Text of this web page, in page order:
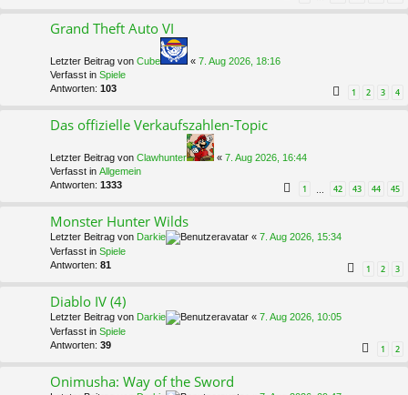
Grand Theft Auto VI
Letzter Beitrag von Cube « 7. Aug 2026, 18:16
Verfasst in Spiele
Antworten: 103 1 2 3 4
Das offizielle Verkaufszahlen-Topic
Letzter Beitrag von Clawhunter « 7. Aug 2026, 16:44
Verfasst in Allgemein
Antworten: 1333 1 … 42 43 44 45
Monster Hunter Wilds
Letzter Beitrag von Darkie « 7. Aug 2026, 15:34
Verfasst in Spiele
Antworten: 81 1 2 3
Diablo IV (4)
Letzter Beitrag von Darkie « 7. Aug 2026, 10:05
Verfasst in Spiele
Antworten: 39 1 2
Onimusha: Way of the Sword